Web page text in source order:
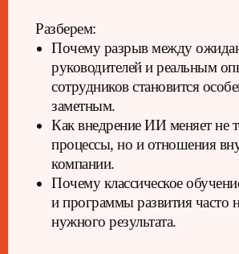
Разберем:
Почему разрыв между
руководителей и реальным
сотрудников становится
заметным.
Как внедрение ИИ меняет не
процессы, но и отношения
компании.
Почему классическое
и программы развития часто
нужного результата.